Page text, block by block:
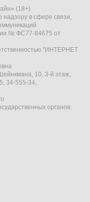
(18+)
надзору в сфере связи,
№ ФС77-84675 от
"ИНТЕРНЕТ
10, 3-й этаж,
34-555-34,
органов: